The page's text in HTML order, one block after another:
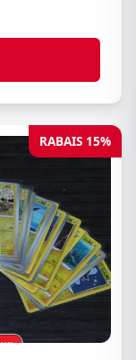
RABAIS 15%